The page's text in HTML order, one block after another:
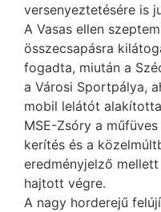
versenyeztetésére is
A Vasas ellen
összecsapásra
fogadta, miután a
a Városi Sportpálya,
mobil lelátót
MSE-Zsóry a
kerítés és a
eredményjelző
hajtott végre.
A nagy horderejű